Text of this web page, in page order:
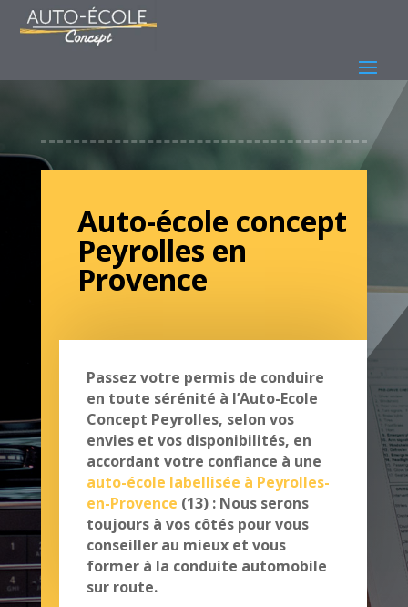
Auto-école concept
Peyrolles en
Provence
Passez votre permis de conduire
en toute sérénité à l’Auto-Ecole
Concept Peyrolles, selon vos
envies et vos disponibilités, en
accordant votre confiance à une
auto-école labellisée à Peyrolles-
en-Provence (13) : Nous serons
toujours à vos côtés pour vous
conseiller au mieux et vous
former à la conduite automobile
sur route.